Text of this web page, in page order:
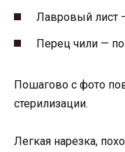
Лавровый лист
Перец чили —
Пошагово с фото
стерилизации.
Легкая нарезка,